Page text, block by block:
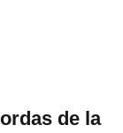
de la